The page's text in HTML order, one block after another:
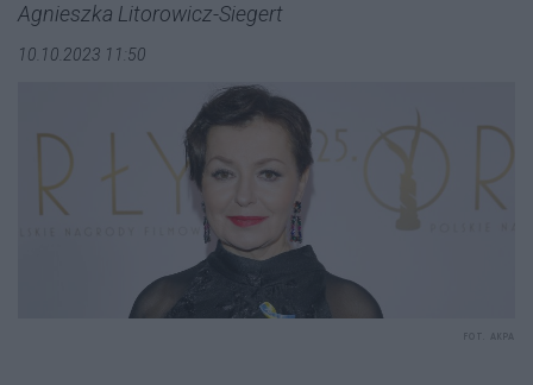
Agnieszka Litorowicz-Siegert
10.10.2023 11:50